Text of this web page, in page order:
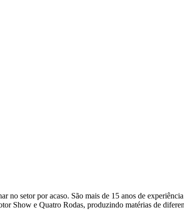
setor por acaso. São mais de 15 anos de
Show e Quatro Rodas, produzindo matérias de